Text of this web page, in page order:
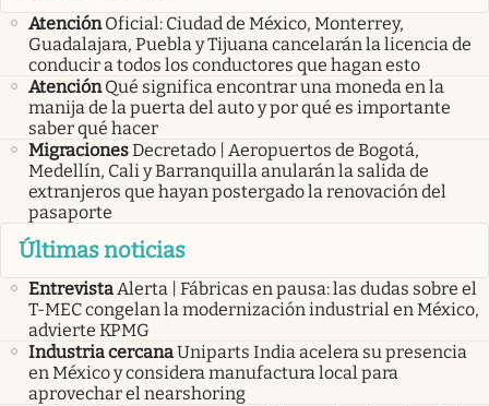
Atención Oficial: Ciudad de México, Monterrey,
Guadalajara, Puebla y Tijuana cancelarán la licencia de
conducir a todos los conductores que hagan esto
Atención Qué significa encontrar una moneda en la
manija de la puerta del auto y por qué es importante
saber qué hacer
MigracionesDecretado | Aeropuertos de Bogotá,
Medellín, Cali y Barranquilla anularán la salida de
extranjeros que hayan postergado la renovación del
pasaporte
Últimas noticias
Entrevista Alerta | Fábricas en pausa: las dudas sobre el
T-MEC congelan la modernización industrial en México,
advierte KPMG
Industria cercanaUniparts India acelera su presencia
en México y considera manufactura local para
aprovechar el nearshoring